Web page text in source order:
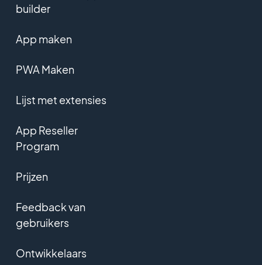
builder
App maken
PWA Maken
Lijst met extensies
App Reseller
Program
Prijzen
Feedback van
gebruikers
Ontwikkelaars